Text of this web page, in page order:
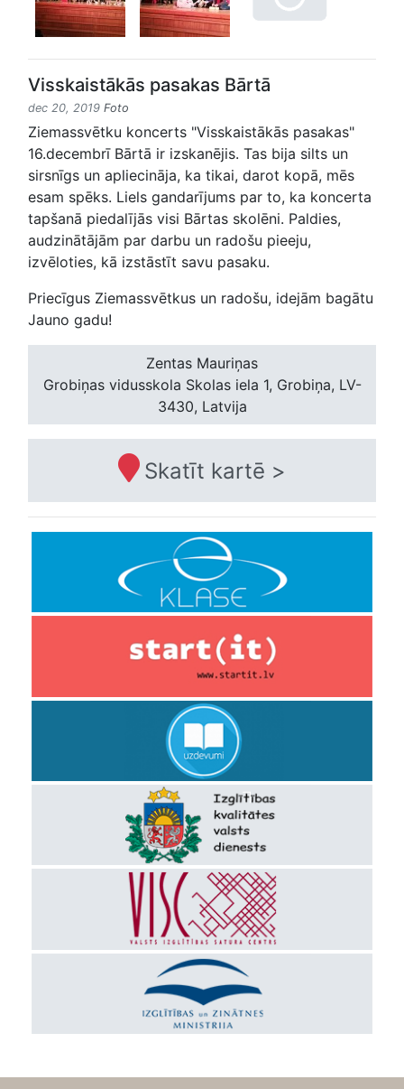
Visskaistākās pasakas Bārtā
dec 20, 2019 Foto
Ziemassvētku koncerts "Visskaistākās pasakas"
16.decembrī Bārtā ir izskanējis. Tas bija silts un
sirsnīgs un apliecināja, ka tikai, darot kopā, mēs
esam spēks. Liels gandarījums par to, ka koncerta
tapšanā piedalījās visi Bārtas skolēni. Paldies,
audzinātājām par darbu un radošu pieeju,
izvēloties, kā izstāstīt savu pasaku.
Priecīgus Ziemassvētkus un radošu, idejām bagātu
Jauno gadu!
Zentas Mauriņas
Grobiņas vidusskola Skolas iela 1, Grobiņa, LV-
3430, Latvija
Skatīt kartē >